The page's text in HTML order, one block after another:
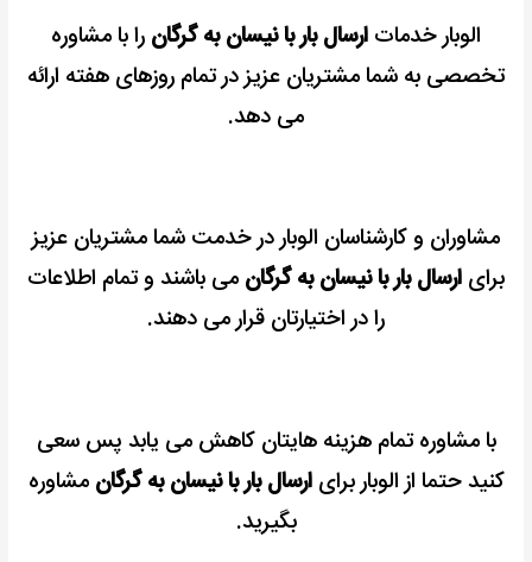
الوبار خدمات ارسال بار با نیسان به گرگان را با مشاوره
تخصصی به شما مشتریان عزیز در تمام روزهای هفته ارائه
می دهد.
مشاوران و کارشناسان الوبار در خدمت شما مشتریان عزیز
برای ارسال بار با نیسان به گرگان می باشند و تمام اطلاعات
را در اختیارتان قرار می دهند.
با مشاوره تمام هزینه هایتان کاهش می یابد پس سعی
کنید حتما از الوبار برایارسال بار با نیسان به گرگان مشاوره
بگیرید.